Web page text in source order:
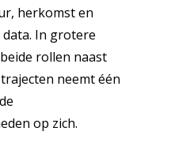
herkomst en
In grotere
rollen naast
neemt één
op zich.